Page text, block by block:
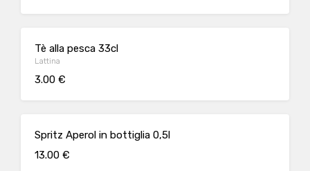
Tè alla pesca 33cl
Lattina
3.00 €
Spritz Aperol in bottiglia 0,5l
13.00 €